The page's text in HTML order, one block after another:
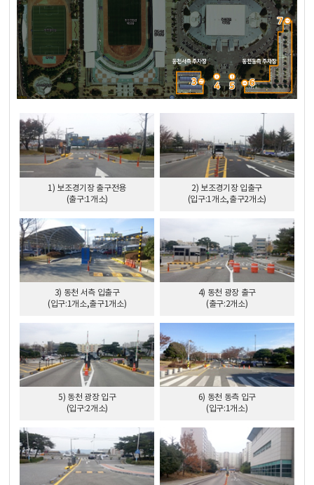
1) 보조경기장 출구전용
(출구:1개소)
2) 보조경기장 입출구
(입구:1개소,출구2개소)
3) 동천 서측 입출구
(입구:1개소,출구1개소)
4) 동천 광장 출구
(출구:2개소)
5) 동천 광장 입구
(입구:2개소)
6) 동천 동측 입구
(입구:1개소)